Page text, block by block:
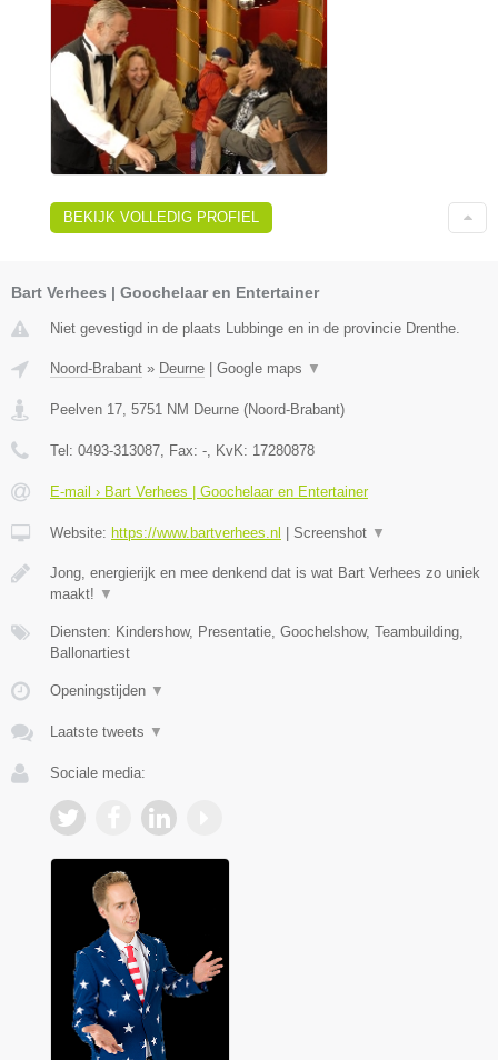
BEKIJK VOLLEDIG PROFIEL
Bart Verhees | Goochelaar en Entertainer
Niet gevestigd in de plaats Lubbinge en in de provincie Drenthe.
Noord-Brabant » Deurne Google maps ▼
Peelven 17 5751 NM Deurne (Noord-Brabant)
Tel: 0493-313087 , Fax: - , KvK: 17280878
E-mail › Bart Verhees | Goochelaar en Entertainer
Website: https://www.bartverhees.nl Screenshot ▼
Jong, energierijk en mee denkend dat is wat Bart Verhees zo uniek
maakt! ▼
Diensten: Kindershow, Presentatie, Goochelshow, Teambuilding,
Ballonartiest
Openingstijden ▼
Laatste tweets ▼
Sociale media: